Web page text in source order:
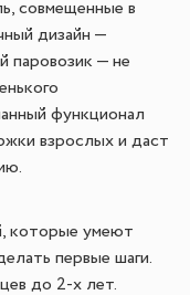
совмещенные в
дизайн —
паровозик — не
функционал
взрослых и даст
которые умеют
первые шаги.
до 2-х лет.